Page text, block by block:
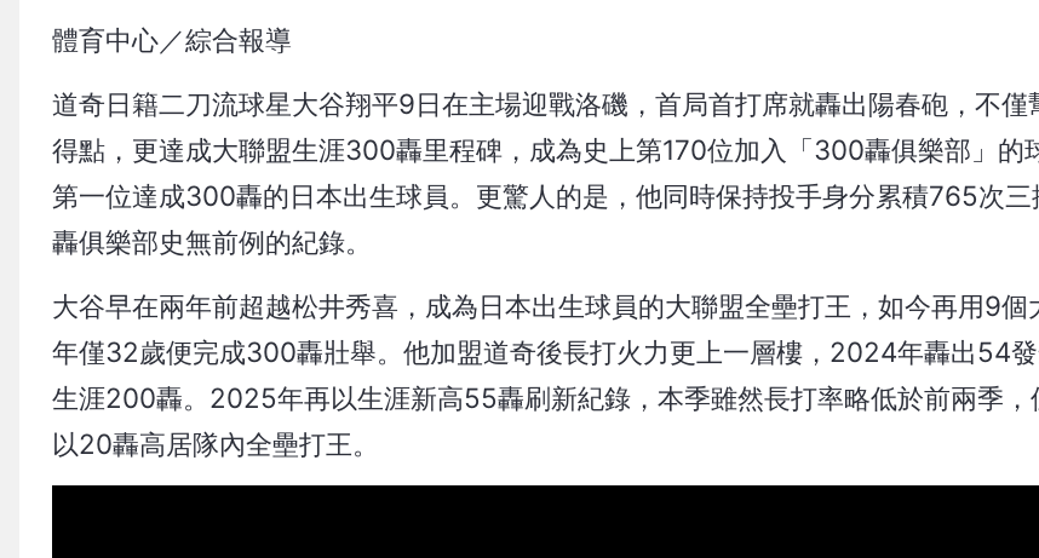
體育中心／綜合報導
道奇日籍二刀流球星大谷翔平9日在主場迎戰洛磯，首局首打席就轟出陽春砲，不僅
得點，更達成大聯盟生涯300轟里程碑，成為史上第170位加入「300轟俱樂部」的
第一位達成300轟的日本出生球員。更驚人的是，他同時保持投手身分累積765次
轟俱樂部史無前例的紀錄。
大谷早在兩年前超越松井秀喜，成為日本出生球員的大聯盟全壘打王，如今再用9個
年僅32歲便完成300轟壯舉。他加盟道奇後長打火力更上一層樓，2024年轟出54
生涯200轟。2025年再以生涯新高55轟刷新紀錄，本季雖然長打率略低於前兩季，
以20轟高居隊內全壘打王。